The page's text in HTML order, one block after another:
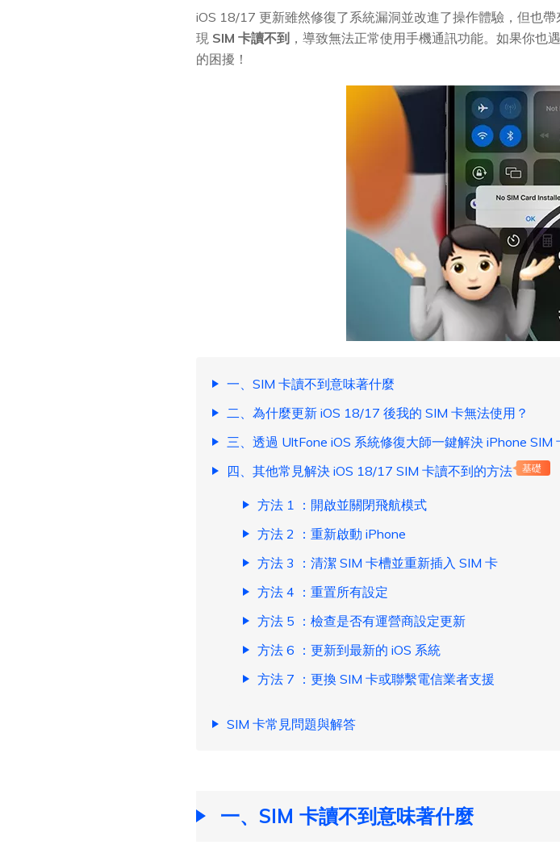
iOS 18/17 更新雖然修復了系統漏洞並改進了操作體驗，但也
現 SIM 卡讀不到 ，導致無法正常使用手機通訊功能。如果你
的困擾！
一、SIM 卡讀不到意味著什麼
二、為什麼更新 iOS 18/17 後我的 SIM 卡無法使用？
三、透過 UltFone iOS 系統修復大師一鍵解決 iPhone SIM
四、其他常見解決 iOS 18/17 SIM 卡讀不到的方法 基礎
方法 1 ：開啟並關閉飛航模式
方法 2 ：重新啟動 iPhone
方法 3 ：清潔 SIM 卡槽並重新插入 SIM 卡
方法 4 ：重置所有設定
方法 5 ：檢查是否有運營商設定更新
方法 6 ：更新到最新的 iOS 系統
方法 7 ：更換 SIM 卡或聯繫電信業者支援
SIM 卡常見問題與解答
一、SIM 卡讀不到意味著什麼